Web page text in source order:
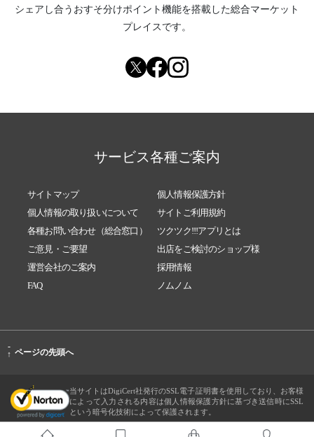
シェアし合う おすそ分けポイント機能を搭載した総合マーケット
プレイスです。
サービス各種ご案内
サイトマップ
個人情報保護方針
個人情報の取り扱いについて
サイトご利用規約
各種お問い合わせ（総合窓口）
ツクツク!!!アプリとは
ご意見・ご要望
出店をご検討のショップ様
運営会社のご案内
採用情報
FAQ
ノムノム
-
↑ ページの先頭へ
当サイトはDigiCert社発行のSSL電子証明書を使用しており、お客様
によって入力される内容は個人情報保護方針に基づき送信時にSSL
という暗号化技術によって保護されます。